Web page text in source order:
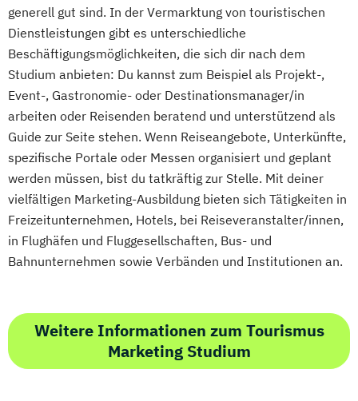
generell gut sind. In der Vermarktung von touristischen
Dienstleistungen gibt es unterschiedliche
Beschäftigungsmöglichkeiten, die sich dir nach dem
Studium anbieten: Du kannst zum Beispiel als Projekt-,
Event-, Gastronomie- oder Destinationsmanager/in
arbeiten oder Reisenden beratend und unterstützend als
Guide zur Seite stehen. Wenn Reiseangebote, Unterkünfte,
spezifische Portale oder Messen organisiert und geplant
werden müssen, bist du tatkräftig zur Stelle. Mit deiner
vielfältigen Marketing-Ausbildung bieten sich Tätigkeiten in
Freizeitunternehmen, Hotels, bei Reiseveranstalter/innen,
in Flughäfen und Fluggesellschaften, Bus- und
Bahnunternehmen sowie Verbänden und Institutionen an.
Weitere Informationen zum Tourismus
Marketing Studium